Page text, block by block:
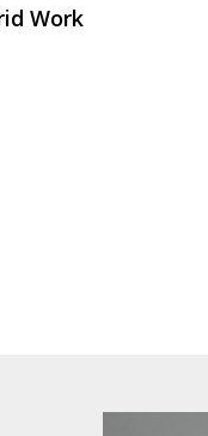
Work